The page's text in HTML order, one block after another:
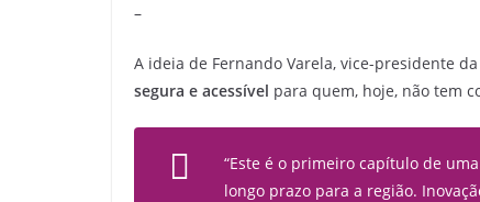
–
A ideia de Fernando Varela, vice-presidente
segura e acessível para quem, hoje, não tem
“Este é o primeiro capítulo de
longo prazo para a região.